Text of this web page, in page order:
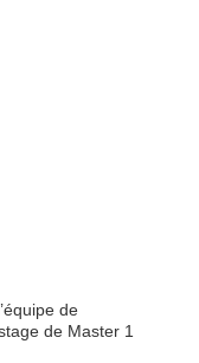
de
de Master 1